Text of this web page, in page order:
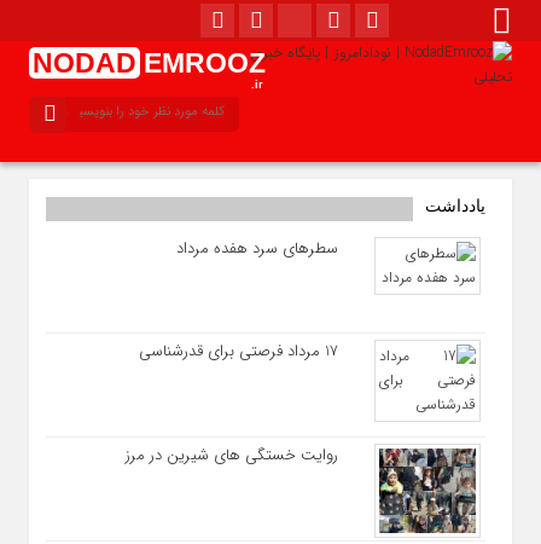
NODAD EMROOZ
.ir
یادداشت
سطرهای سرد هفده مرداد
17 مرداد فرصتی برای قدرشناسی
روایت خستگی‌ های شیرین در مرز